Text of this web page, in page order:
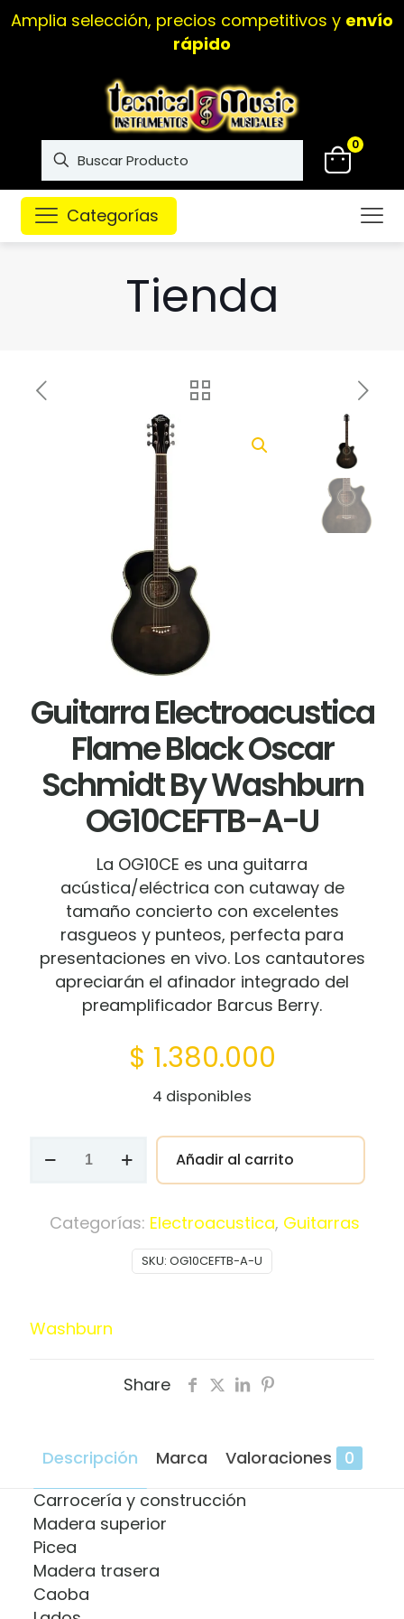
Amplia selección, precios competitivos y envío
rápido
0
Categorías
Tienda
Guitarra Electroacustica
Flame Black Oscar
Schmidt By Washburn
OG10CEFTB-A-U
La OG10CE es una guitarra
acústica/eléctrica con cutaway de
tamaño concierto con excelentes
rasgueos y punteos, perfecta para
presentaciones en vivo. Los cantautores
apreciarán el afinador integrado del
preamplificador Barcus Berry.
$ 1.380.000
4 disponibles
Electroacustica
Black
OG10CEFTB-
Añadir al carrito
SKU: OG10CEFTB-A-U
Categorías: Electroacustica, Guitarras
Washburn
Share
Descripción Marca Valoraciones
0
Carrocería y construcción
Madera superior
Picea
Madera trasera
Caoba